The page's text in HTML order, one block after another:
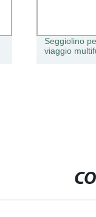
Seggiolino
viaggio